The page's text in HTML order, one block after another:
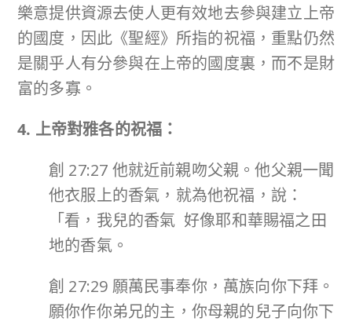
樂意提供資源去使人更有效地去參與建立上帝
的國度，因此《聖經》所指的祝福，重點仍然
是關乎人有分參與在上帝的國度裏，而不是財
富的多寡。
4. 上帝對雅各的祝福：
創 27:27 他就近前親吻父親。他父親一聞
他衣服上的香氣，就為他祝福，說：
「看，我兒的香氣 好像耶和華賜福之田
地的香氣。
創 27:29 願萬民事奉你，萬族向你下拜。
願你作你弟兄的主，你母親的兒子向你下